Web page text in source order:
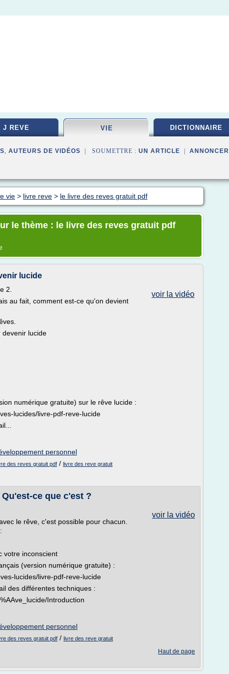
J REVE VIE DICTIONNAIRE
, AUTEURS DE VIDÉOS | SOUMETTRE : UN ARTICLE ANNONCER
vie > livre reve > le livre des reves gratuit pdf
le thème : le livre des reves gratuit pdf
lucide
voir la vidéo
2.
au fait, comment est-ce qu'on devient
devenir lucide
numérique gratuite) sur le rêve lucide :
lucides/livre-pdf-reve-lucide
personnel
des reves gratuit pdf / livre des reve gratuit
ce que c'est ?
voir la vidéo
le rêve, c'est possible pour chacun.
votre inconscient
(version numérique gratuite) :
lucides/livre-pdf-reve-lucide
des différentes techniques :
Introduction
personnel
des reves gratuit pdf / livre des reve gratuit
Haut de page